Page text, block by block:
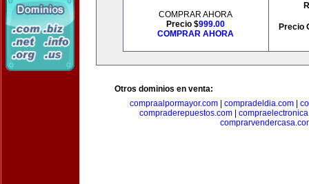
COMPRAR AHORA
Precio $999.00
COMPRAR AHORA
Precio
Otros dominios en venta:
compraalpormayor.com| compradeldia.com|
compraderepuestos.com|